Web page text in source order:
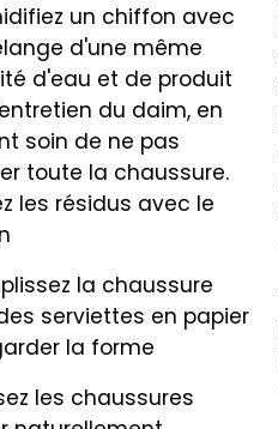
un chiffon avec
d'une même
d'eau et de produit
du daim, en
soin de ne pas
toute la chaussure.
les résidus avec le
la chaussure
serviettes en papier
la forme
les chaussures